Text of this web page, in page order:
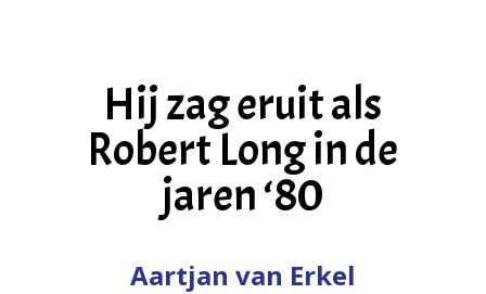
Hij zag eruit als
Robert Long in de
jaren ‘80
Aartjan van Erkel